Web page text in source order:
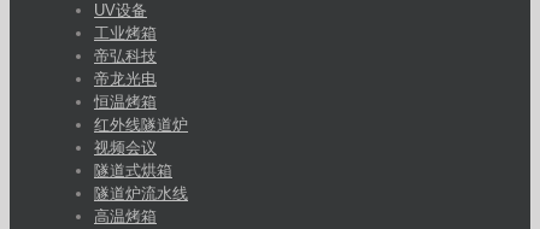
UV设备
工业烤箱
帝弘科技
帝龙光电
恒温烤箱
红外线隧道炉
视频会议
隧道式烘箱
隧道炉流水线
高温烤箱